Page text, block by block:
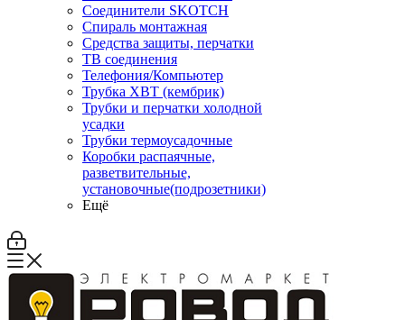
Соединители SKOTCH
Спираль монтажная
Средства защиты, перчатки
ТВ соединения
Телефония/Компьютер
Трубка ХВТ (кембрик)
Трубки и перчатки холодной
усадки
Трубки термоусадочные
Коробки распаячные,
разветвительные,
установочные(подрозетники)
Ещё